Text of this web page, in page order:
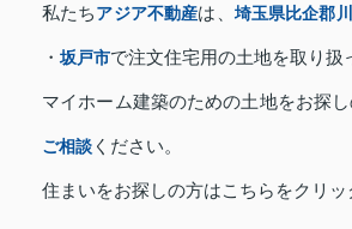
私たちアジア不動産は、 埼玉県比企郡
・坂戸市で注文住宅用の土地を取り扱
マイホーム建築のための土地をお探
ご相談 ください。
住まいをお探しの方はこちらをクリッ